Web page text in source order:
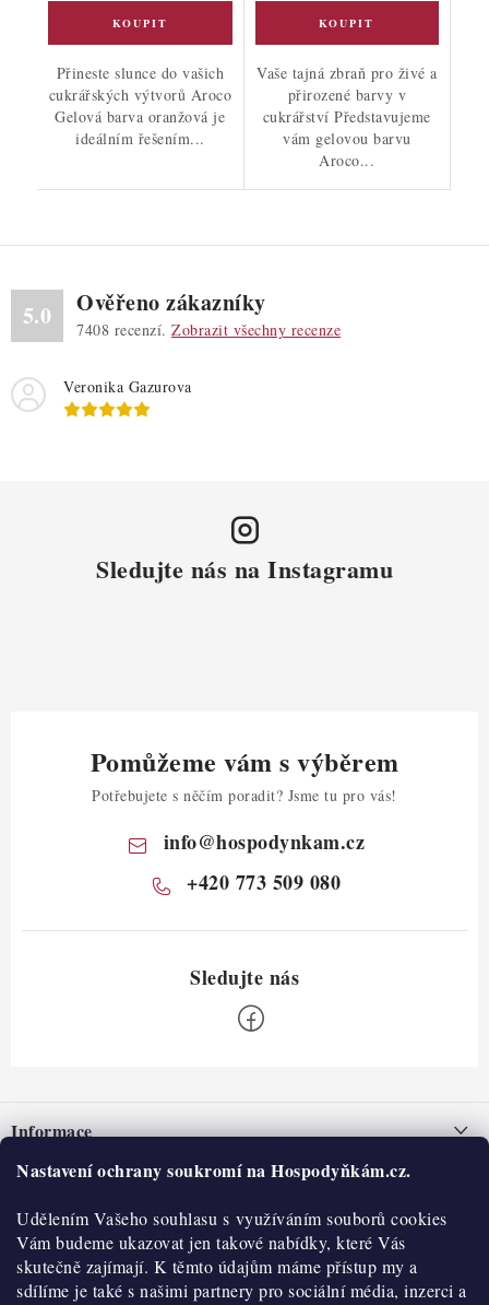
Nastavení ochrany soukromí na Hospodyňkám.cz.
Udělením Vašeho souhlasu s využíváním souborů cookies
Vám budeme ukazovat jen takové nabídky, které Vás
skutečně zajímají. K těmto údajům máme přístup my a
sdílíme je také s našimi partnery pro sociální média, inzerci a
Přineste slunce do vašich
cukrářských výtvorů Aroco
Gelová barva oranžová je
ideálním řešením...
Vaše tajná zbraň pro živé a
přirozené barvy v
cukrářství Představujeme
vám gelovou barvu
Aroco...
5.0 Ověřeno zákazníky
7408 recenzí. Zobrazit všechny recenze
Veronika Gazurova
Sledujte nás na Instagramu
Pomůžeme vám s výběrem
Potřebujete s něčím poradit? Jsme tu pro vás!
info@hospodynkam.cz
+420 773 509 080
pInformace
Nepřevzetí zásilky na dobírku
Obchodní podmínky
Hodnocení obchodu
Blog
O nás
Historie
Kontakty
O nákupu
Reklamace a vratky